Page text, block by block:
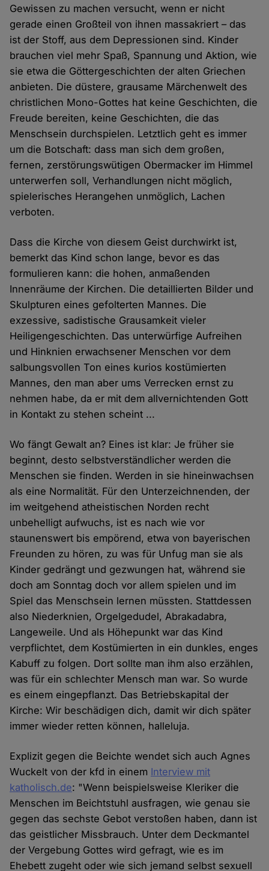
Gewissen zu machen versucht, wenn er nicht
gerade einen Großteil von ihnen massakriert – das
ist der Stoff, aus dem Depressionen sind. Kinder
brauchen viel mehr Spaß, Spannung und Aktion, wie
sie etwa die Göttergeschichten der alten Griechen
anbieten. Die düstere, grausame Märchenwelt des
christlichen Mono-Gottes hat keine Geschichten, die
Freude bereiten, keine Geschichten, die das
Menschsein durchspielen. Letztlich geht es immer
um die Botschaft: dass man sich dem großen,
fernen, zerstörungswütigen Obermacker im Himmel
unterwerfen soll, Verhandlungen nicht möglich,
spielerisches Herangehen unmöglich, Lachen
verboten.
Dass die Kirche von diesem Geist durchwirkt ist,
bemerkt das Kind schon lange, bevor es das
formulieren kann: die hohen, anmaßenden
Innenräume der Kirchen. Die detaillierten Bilder und
Skulpturen eines gefolterten Mannes. Die
exzessive, sadistische Grausamkeit vieler
Heiligengeschichten. Das unterwürfige Aufreihen
und Hinknien erwachsener Menschen vor dem
salbungsvollen Ton eines kurios kostümierten
Mannes, den man aber ums Verrecken ernst zu
nehmen habe, da er mit dem allvernichtenden Gott
in Kontakt zu stehen scheint ...
Wo fängt Gewalt an? Eines ist klar: Je früher sie
beginnt, desto selbstverständlicher werden die
Menschen sie finden. Werden in sie hineinwachsen
als eine Normalität. Für den Unterzeichnenden, der
im weitgehend atheistischen Norden recht
unbehelligt aufwuchs, ist es nach wie vor
staunenswert bis empörend, etwa von bayerischen
Freunden zu hören, zu was für Unfug man sie als
Kinder gedrängt und gezwungen hat, während sie
doch am Sonntag doch vor allem spielen und im
Spiel das Menschsein lernen müssten. Stattdessen
also Niederknien, Orgelgedudel, Abrakadabra,
Langeweile. Und als Höhepunkt war das Kind
verpflichtet, dem Kostümierten in ein dunkles, enges
Kabuff zu folgen. Dort sollte man ihm also erzählen,
was für ein schlechter Mensch man war. So wurde
es einem eingepflanzt. Das Betriebskapital der
Kirche: Wir beschädigen dich, damit wir dich später
immer wieder retten können, halleluja.
Explizit gegen die Beichte wendet sich auch Agnes
Wuckelt von der kfd in einem Interview mit
katholisch.de: "Wenn beispielsweise Kleriker die
Menschen im Beichtstuhl ausfragen, wie genau sie
gegen das sechste Gebot verstoßen haben, dann ist
das geistlicher Missbrauch. Unter dem Deckmantel
der Vergebung Gottes wird gefragt, wie es im
Ehebett zugeht oder wie sich jemand selbst sexuell